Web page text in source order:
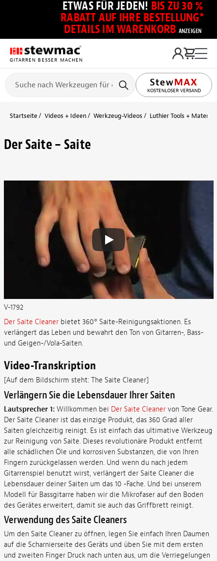
ETWAS FÜR JEDEN! BIS ZU 30 %
RABATT AUF IHRE BESTELLUNG*
DETAILS IM WARENKORB ANZEIGEN
GITARREN BESSER MACHEN
KOSTENLOSER VERSAND
Startseite Videos + Ideen Werkzeug-Videos Luthier Tools +
Der Saite – Saite
V-1792
Der Saite Cleanerbietet 360° Saite-Reinigungsaktionen. Es
verlängert das Leben und bewahrt den Ton von Gitarren-, Bass-
und Geigen-/Vola-Saiten.
Video-Transkription
[Auf dem Bildschirm steht: The Saite Cleaner]
Verlängern Sie die Lebensdauer Ihrer Saiten
Lautsprecher 1: Willkommen bei Der Saite Cleanervon Tone Gear.
Der Saite Cleaner ist das einzige Produkt, das 360 Grad aller
Saiten gleichzeitig reinigt. Es ist einfach das ultimative Werkzeug
zur Reinigung von Saite. Dieses revolutionäre Produkt entfernt
alle schädlichen Öle und korrosiven Substanzen, die von Ihren
Fingern zurückgelassen werden. Und wenn du nach jedem
Gitarrenspiel benutzt wirst, verlängert der Saite Cleaner die
Lebensdauer deiner Saiten um das 10 -Fache. Und bei unserem
Modell für Bassgitarre haben wir die Mikrofaser auf den Boden
des Gerätes erweitert, damit sie auch das Griffbrett reinigt.
Verwendung des Saite Cleaners
Um den Saite Cleaner zu öffnen, legen Sie einfach Ihren Daumen
auf die Scharnierseite des Geräts und üben Sie mit dem ersten
und zweiten Finger Druck nach unten aus, um die Verriegelungen